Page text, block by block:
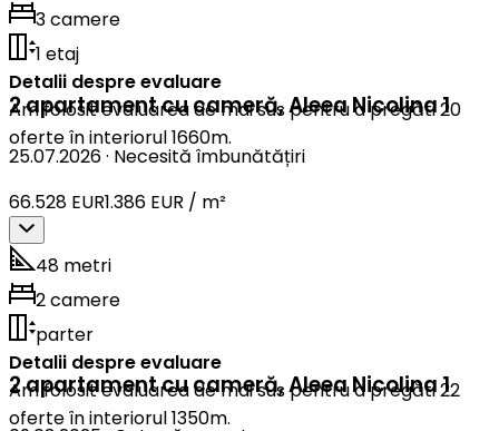
3 camere
1 etaj
Detalii despre evaluare
Am folosit evaluarea de mai sus pentru a pregăti 20
oferte în interiorul 1660m.
2 apartament cu cameră,Aleea Nicolina 1
25.07.2026· Necesită îmbunătățiri
66.528 EUR1.386 EUR / m²
48 metri
2 camere
parter
Detalii despre evaluare
Am folosit evaluarea de mai sus pentru a pregăti 22
oferte în interiorul 1350m.
2 apartament cu cameră,Aleea Nicolina 1